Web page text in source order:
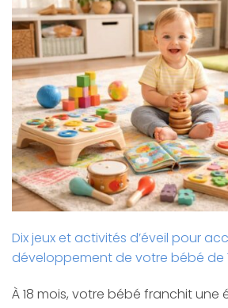
Dix jeux et activités d’éveil pour
développement de votre bébé de
À 18 mois, votre bébé franchit une